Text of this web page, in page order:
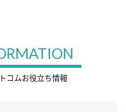
コムお役立ち情報